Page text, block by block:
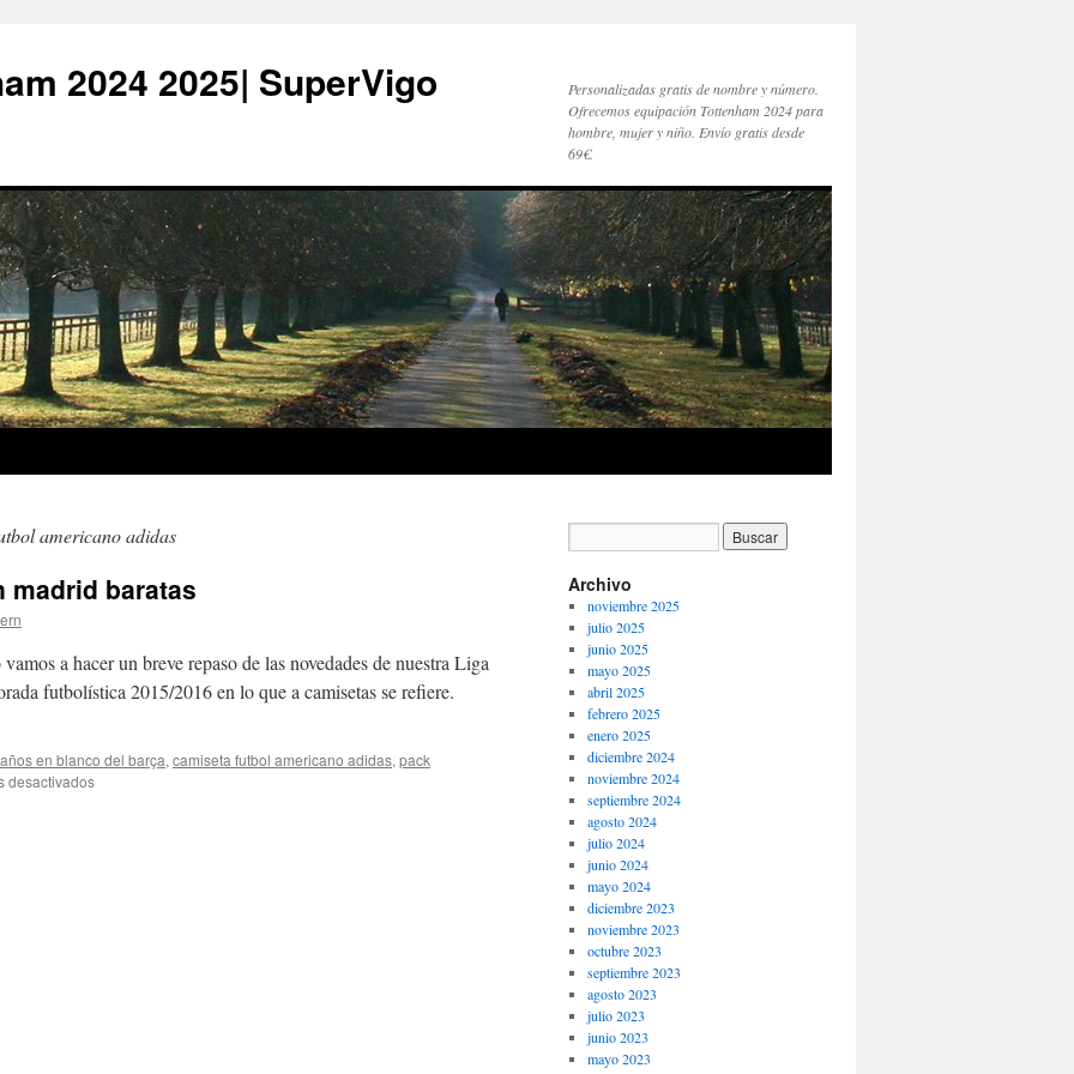
2024 2025| SuperVigo
Personalizadas gratis de nombre y número.
Ofrecemos equipación Tottenham 2024 para
hombre, mujer y niño. Envío gratis desde
69€.
americano adidas
madrid baratas
a hacer un breve repaso de las novedades de nuestra Liga
futbolística 2015/2016 en lo que a camisetas se refiere.
años en blanco del barça, camiseta futbol americano adidas, pack
desactivadosen
Archivo
noviembre 2025
julio 2025
junio 2025
mayo 2025
abril 2025
febrero 2025
enero 2025
diciembre 2024
noviembre 2024
septiembre 2024
agosto 2024
julio 2024
junio 2024
mayo 2024
diciembre 2023
noviembre 2023
octubre 2023
septiembre 2023
agosto 2023
julio 2023
junio 2023
mayo 2023